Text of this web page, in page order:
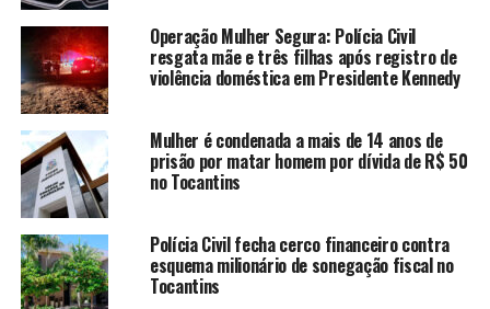
Operação Mulher Segura: Polícia Civil
resgata mãe e três filhas após registro de
violência doméstica em Presidente Kennedy
Mulher é condenada a mais de 14 anos de
prisão por matar homem por dívida de R$ 50
no Tocantins
Polícia Civil fecha cerco financeiro contra
esquema milionário de sonegação fiscal no
Tocantins